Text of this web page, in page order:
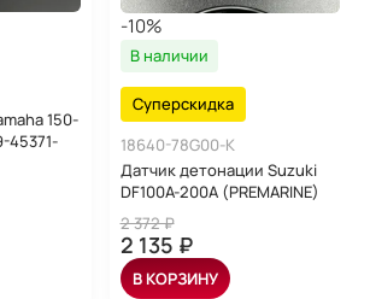
150-
45371-
-10%
В наличии
Суперскидка
18640-78G00-K
Датчик детонации Suzuki
DF100A-200A (PREMARINE)
2 372 ₽
2 135 ₽
В КОРЗИНУ